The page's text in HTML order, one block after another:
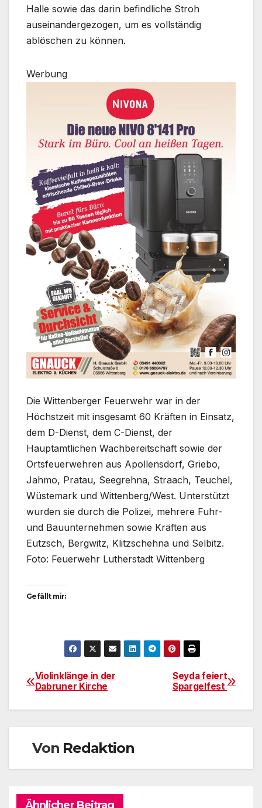
Halle sowie das darin befindliche Stroh
auseinandergezogen, um es vollständig
ablöschen zu können.
Werbung
Die Wittenberger Feuerwehr war in der
Höchstzeit mit insgesamt 60 Kräften in Einsatz,
dem D-Dienst, dem C-Dienst, der
Hauptamtlichen Wachbereitschaft sowie der
Ortsfeuerwehren aus Apollensdorf, Griebo,
Jahmo, Pratau, Seegrehna, Straach, Teuchel,
Wüstemark und Wittenberg/West. Unterstützt
wurden sie durch die Polizei, mehrere Fuhr-
und Bauunternehmen sowie Kräften aus
Eutzsch, Bergwitz, Klitzschehna und Selbitz.
Foto: Feuerwehr Lutherstadt Wittenberg
Gefällt mir:
BeitragsnavigationSeyda feiert
Spargelfest
Violinklänge in der
Dabruner Kirche
Von Redaktion
Ähnlicher Beitrag